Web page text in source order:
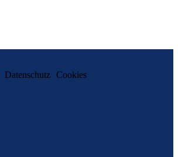
Datenschutz Cookies